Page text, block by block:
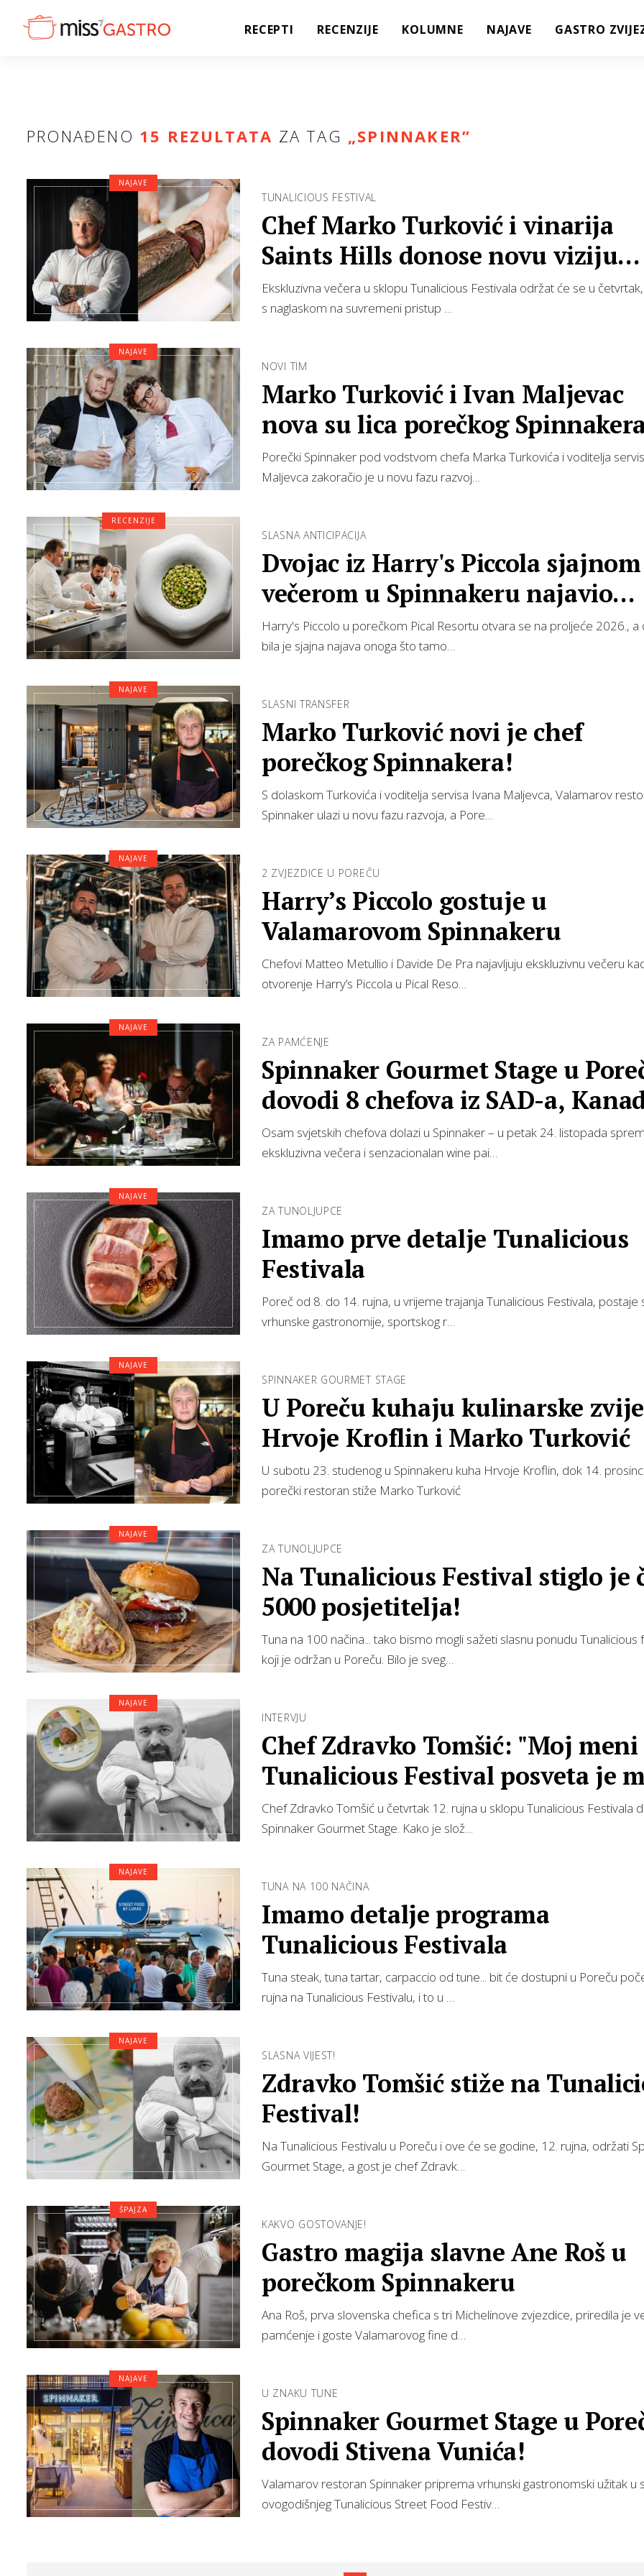
RECEPTI RECENZIJE KOLUMNE NAJAVE GASTRO
PRONAĐENO 15 REZULTATA ZA TAG „SPINNAKER”
TUNALICIOUS FESTIVAL
Chef Marko Turković i vinarija
Saints Hills donose novu viziju
jadranske tune u…
Ekskluzivna večera u sklopu Tunalicious Festivala održat će se u
s naglaskom na suvremeni pristup …
NAJAVE
NOVI TIM
Marko Turković i Ivan Maljevac
nova su lica porečkog
Porečki Spinnaker pod vodstvom chefa Marka Turkovića i voditelja
Maljevca zakoračio je u novu fazu razvoj…
NAJAVE
SLASNA ANTICIPACIJA
Dvojac iz Harry's Piccola sjajnom
večerom u Spinnakeru najavio
otvaranje restor…
Harry's Piccolo u porečkom Pical Resortu otvara se na proljeće 2026., a
bila je sjajna najava onoga što tamo…
RECENZIJE
SLASNI TRANSFER
Marko Turković novi je chef
porečkog Spinnakera!
S dolaskom Turkovića i voditelja servisa Ivana Maljevca, Valamarov
Spinnaker ulazi u novu fazu razvoja, a Pore…
NAJAVE
2 ZVJEZDICE U POREČU
Harry’s Piccolo gostuje u
Valamarovom Spinnakeru
Chefovi Matteo Metullio i Davide De Pra najavljuju ekskluzivnu večeru
otvorenje Harry’s Piccola u Pical Reso…
NAJAVE
ZA PAMĆENJE
Spinnaker Gourmet Stage u
dovodi 8 chefova iz SAD-a,
Japana i Eur…
Osam svjetskih chefova dolazi u Spinnaker – u petak 24. listopada
ekskluzivna večera i senzacionalan wine pai…
NAJAVE
ZA TUNOLJUPCE
Imamo prve detalje Tunalicious
Festivala
Poreč od 8. do 14. rujna, u vrijeme trajanja Tunalicious Festivala, postaje
vrhunske gastronomije, sportskog r…
NAJAVE
SPINNAKER GOURMET STAGE
U Poreču kuhaju kulinarske zvijezde
Hrvoje Kroflin i Marko Turković
U subotu 23. studenog u Spinnakeru kuha Hrvoje Kroflin, dok 14.
porečki restoran stiže Marko Turković
NAJAVE
ZA TUNOLJUPCE
Na Tunalicious Festival stiglo je
5000 posjetitelja!
Tuna na 100 načina... tako bismo mogli sažeti slasnu ponudu Tunalicious
koji je održan u Poreču. Bilo je sveg…
NAJAVE
INTERVJU
Chef Zdravko Tomšić: "Moj meni
Tunalicious Festival posveta je
rodnom Kv…
Chef Zdravko Tomšić u četvrtak 12. rujna u sklopu Tunalicious Festivala
Spinnaker Gourmet Stage. Kako je slož…
NAJAVE
TUNA NA 100 NAČINA
Imamo detalje programa
Tunalicious Festivala
Tuna steak, tuna tartar, carpaccio od tune... bit će dostupni u Poreču
rujna na Tunalicious Festivalu, i to u …
NAJAVE
SLASNA VIJEST!
Zdravko Tomšić stiže na
Festival!
Na Tunalicious Festivalu u Poreču i ove će se godine, 12. rujna, održati
Gourmet Stage, a gost je chef Zdravk…
NAJAVE
KAKVO GOSTOVANJE!
Gastro magija slavne Ane Roš u
porečkom Spinnakeru
Ana Roš, prva slovenska chefica s tri Michelinove zvjezdice, priredila je
pamćenje i goste Valamarovog fine d…
ŠPAJZA
U ZNAKU TUNE
Spinnaker Gourmet Stage u
dovodi Stivena Vunića!
Valamarov restoran Spinnaker priprema vrhunski gastronomski užitak u
ovogodišnjeg Tunalicious Street Food Festiv…
NAJAVE